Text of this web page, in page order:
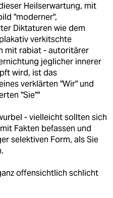
Heilserwartung, mit
"moderner",
Diktaturen wie dem
verkitschte
mit rabiat - autoritärer
jeglicher innerer
wird, ist das
verklärten "Wir" und
"Sie""
- vielleicht sollten sich
Fakten befassen und
selektiven Form, als Sie
offensichtlich schlicht